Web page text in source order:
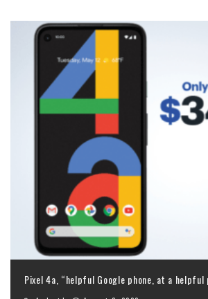
Pixel 4a, “helpful Google phone, at a helpful